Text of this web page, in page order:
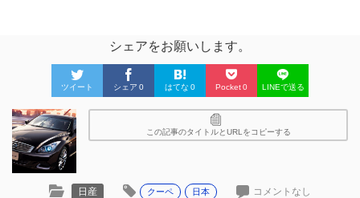
シェアをお願いします。
ツイート シェア 0 はてな 0 Pocket0 LINEで送る
この記事のタイトルとURLをコピーする
日産 クーペ 日本 コメントなし